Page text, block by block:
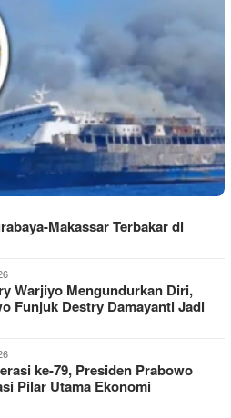
Makassar Terbakar di
Warjiyo Mengundurkan Diri,
Funjuk Destry Damayanti Jadi
ke-79, Presiden Prabowo
Pilar Utama Ekonomi